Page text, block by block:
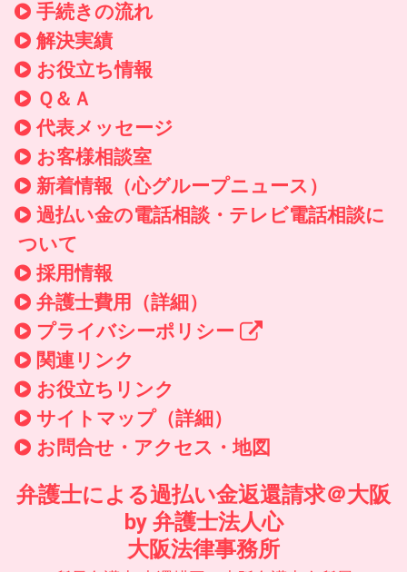
手続きの流れ
解決実績
お役立ち情報
Ｑ＆Ａ
代表メッセージ
お客様相談室
新着情報 （心グループニュース）
過払い金の電話相談・テレビ電話相談に
ついて
採用情報
弁護士費用（詳細）
プライバシーポリシー
関連リンク
お役立ちリンク
サイトマップ（詳細）
お問合せ・アクセス・地図
弁護士による過払い金返還請求＠大阪
by 弁護士法人心
大阪法律事務所